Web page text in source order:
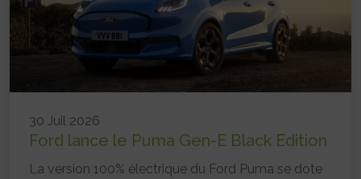
30 Juil 2026
Ford lance le Puma Gen-E Black Edition
La version 100% électrique du Ford Puma se dote